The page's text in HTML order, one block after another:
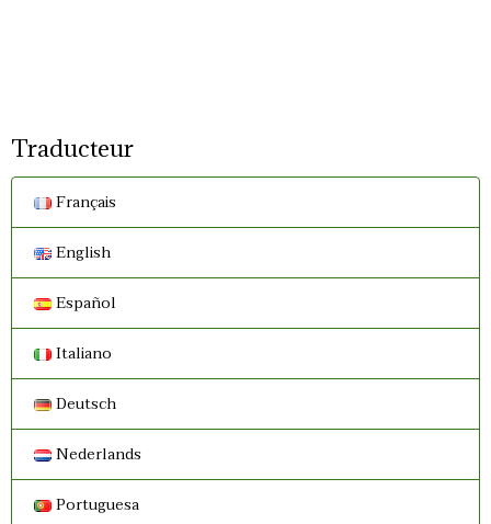
Traducteur
Français
English
Español
Italiano
Deutsch
Nederlands
Portuguesa